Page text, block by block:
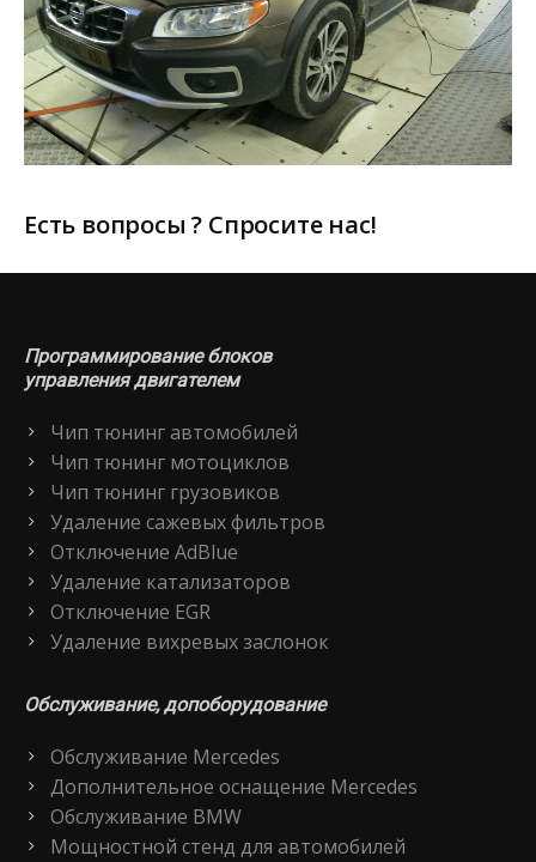
Есть вопросы ? Спросите нас!
Программирование блоков
управления двигателем
Чип тюнинг автомобилей
Чип тюнинг мотоциклов
Чип тюнинг грузовиков
Удаление сажевых фильтров
Отключение AdBlue
Удаление катализаторов
Отключение EGR
Удаление вихревых заслонок
Обслуживание, допоборудование
Обслуживание Mercedes
Дополнительное оснащение Mercedes
Обслуживание BMW
Мощностной стенд для автомобилей